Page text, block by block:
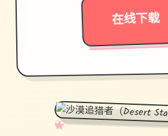
在线下载
✧
♡
★
♥